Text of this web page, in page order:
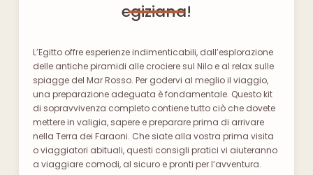
egiziana!
L’Egitto offre esperienze indimenticabili, dall’esplorazione
delle antiche piramidi alle crociere sul Nilo e al relax sulle
spiagge del Mar Rosso. Per godervi al meglio il viaggio,
una preparazione adeguata è fondamentale. Questo kit
di sopravvivenza completo contiene tutto ciò che dovete
mettere in valigia, sapere e preparare prima di arrivare
nella Terra dei Faraoni. Che siate alla vostra prima visita
o viaggiatori abituali, questi consigli pratici vi aiuteranno
a viaggiare comodi, al sicuro e pronti per l’avventura.